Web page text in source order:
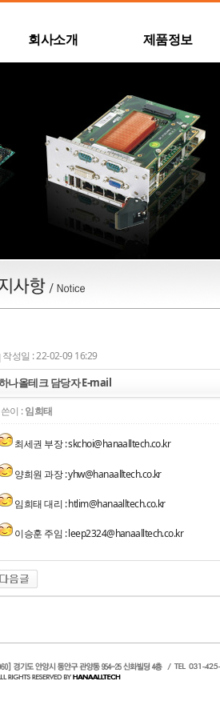
회사소개 제품정보
작성일 : 22-02-09 16:29
나올테크 담당자 E-mail
이 :임희태
최세권 부장 : skchoi@hanaalltech.co.kr
양희원 과장 : yhw@hanaalltech.co.kr
임희태 대리 : htlim@hanaalltech.co.kr
이승훈 주임 : leep2324@hanaalltech.co.kr